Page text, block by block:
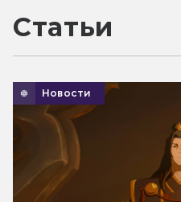
Статьи
Новости